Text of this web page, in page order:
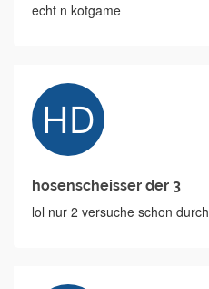
echt n kotgame
hosenscheisser der 3
lol nur 2 versuche schon durch